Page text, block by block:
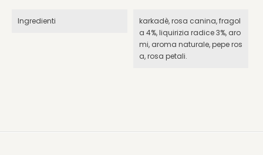
Ingredienti
karkadè, rosa canina, fragol
a 4%, liquirizia radice 3%, aro
mi, aroma naturale, pepe ros
a, rosa petali.